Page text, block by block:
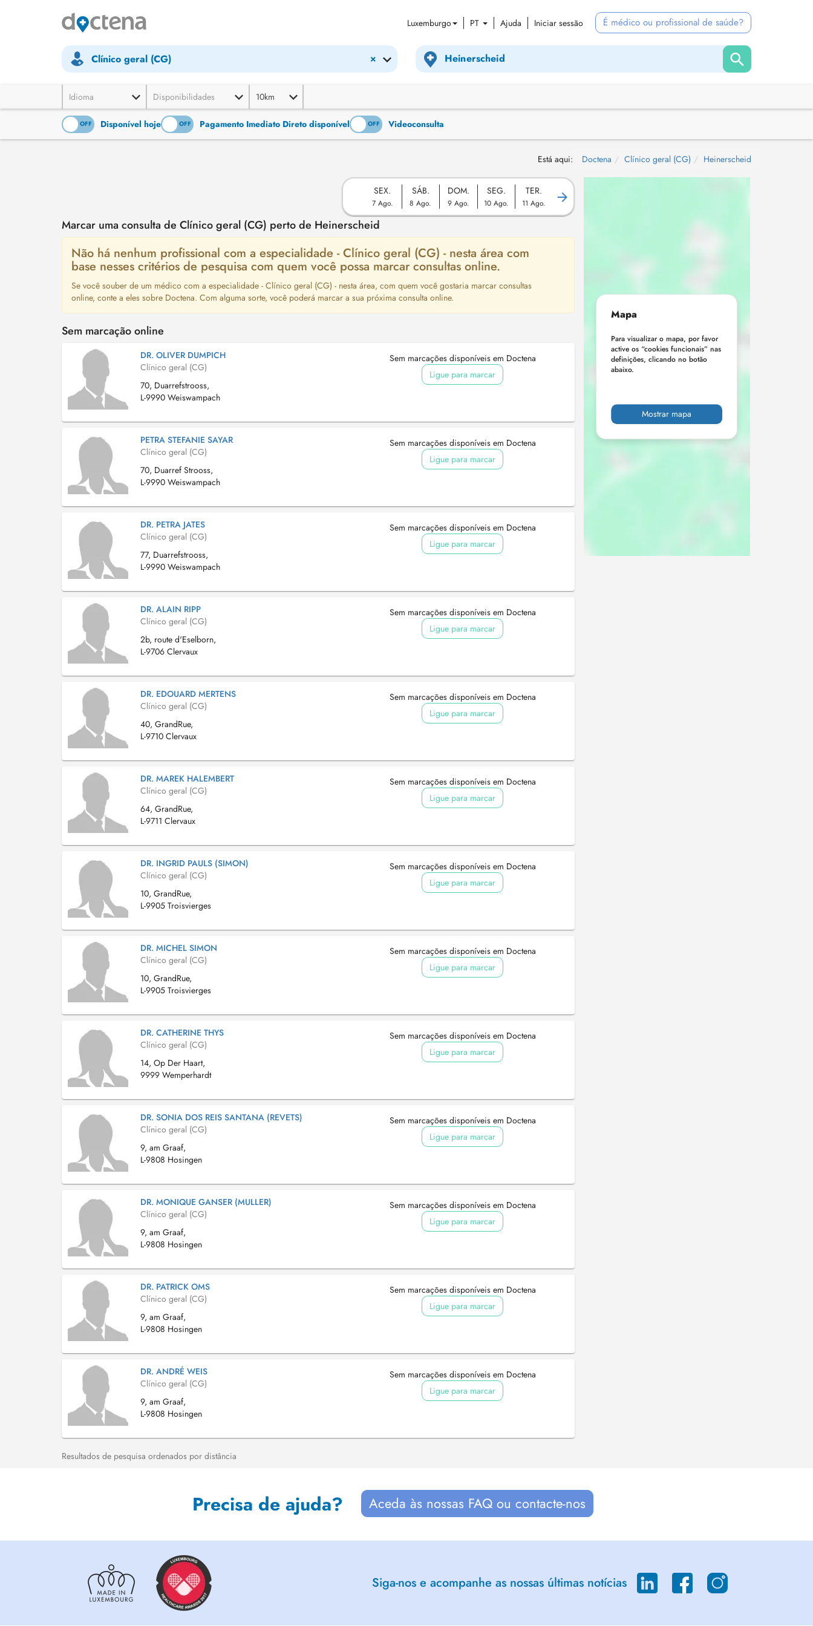
Luxemburgo PT Ajuda Iniciar sessão É médico ou profissional de saúde?
×
Clínico geral (CG)
Idioma Disponibilidades 10km
OFF Disponível hoje
ON OFF Pagamento Imediato Direto disponível
ON OFF Videoconsulta
Está aqui: Doctena Clínico geral (CG) Heinerscheid
SEX.
7 Ago.
SÁB.
8 Ago.
DOM.
9 Ago.
SEG.
10 Ago.
TER.
11 Ago.
Marcar uma consulta de Clínico geral (CG) perto de Heinerscheid
Não há nenhum profissional com a especialidade - Clínico geral (CG) - nesta área com
base nesses critérios de pesquisa com quem você possa marcar consultas online.
Se você souber de um médico com a especialidade - Clínico geral (CG) - nesta área, com quem você gostaria marcar consultas
online, conte a eles sobre Doctena. Com alguma sorte, você poderá marcar a sua próxima consulta online.
Sem marcação online
DR. OLIVER DUMPICH
Clínico geral (CG)
70, Duarrefstrooss,
L-9990 Weiswampach
Sem marcações disponíveis em Doctena
Ligue para marcar
PETRA STEFANIE SAYAR
Clínico geral (CG)
70, Duarref Strooss,
L-9990 Weiswampach
Sem marcações disponíveis em Doctena
Ligue para marcar
DR. PETRA JATES
Clínico geral (CG)
77, Duarrefstrooss,
L-9990 Weiswampach
Sem marcações disponíveis em Doctena
Ligue para marcar
DR. ALAIN RIPP
Clínico geral (CG)
2b, route d'Eselborn,
L-9706 Clervaux
Sem marcações disponíveis em Doctena
Ligue para marcar
DR. EDOUARD MERTENS
Clínico geral (CG)
40, GrandRue,
L-9710 Clervaux
Sem marcações disponíveis em Doctena
Ligue para marcar
DR. MAREK HALEMBERT
Clínico geral (CG)
64, GrandRue,
L-9711 Clervaux
Sem marcações disponíveis em Doctena
Ligue para marcar
DR. INGRID PAULS (SIMON)
Clínico geral (CG)
10, GrandRue,
L-9905 Troisvierges
Sem marcações disponíveis em Doctena
Ligue para marcar
DR. MICHEL SIMON
Clínico geral (CG)
10, GrandRue,
L-9905 Troisvierges
Sem marcações disponíveis em Doctena
Ligue para marcar
DR. CATHERINE THYS
Clínico geral (CG)
14, Op Der Haart,
9999 Wemperhardt
Sem marcações disponíveis em Doctena
Ligue para marcar
DR. SONIA DOS REIS SANTANA (REVETS)
Clínico geral (CG)
9, am Graaf,
L-9808 Hosingen
Sem marcações disponíveis em Doctena
Ligue para marcar
DR. MONIQUE GANSER (MULLER)
Clínico geral (CG)
9, am Graaf,
L-9808 Hosingen
Sem marcações disponíveis em Doctena
Ligue para marcar
DR. PATRICK OMS
Clínico geral (CG)
9, am Graaf,
L-9808 Hosingen
Sem marcações disponíveis em Doctena
Ligue para marcar
DR. ANDRÉ WEIS
Clínico geral (CG)
9, am Graaf,
L-9808 Hosingen
Sem marcações disponíveis em Doctena
Ligue para marcar
Resultados de pesquisa ordenados por distância
Mapa
Para visualizar o mapa, por favor
active os “cookies funcionais” nas
definições, clicando no botão
abaixo.
Mostrar mapa
Precisa de ajuda? Aceda às nossas FAQ ou contacte-nos
Siga-nos e acompanhe as nossas últimas notícias